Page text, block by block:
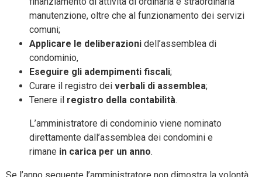
manutenzione, oltre che al funzionamento dei servizi
comuni;
Applicare le deliberazioni dell’assemblea di
condominio,
Eseguire gli adempimenti fiscali;
Curare il registro dei verbali di assemblea;
Tenere il registro della contabilità.
L’amministratore di condominio viene nominato
direttamente dall’assemblea dei condomini e
rimane in carica per un anno.